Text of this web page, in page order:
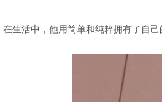
在生活中，他用简单和纯粹拥有了自